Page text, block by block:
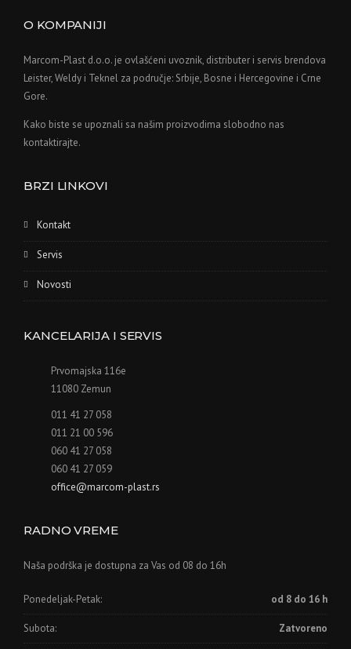
O KOMPANIJI
Marcom-Plast d.o.o. je ovlašćeni uvoznik, distributer i servis brendova
Leister, Weldy i Teknel za područje: Srbije, Bosne i Hercegovine i Crne
Gore.
Kako biste se upoznali sa našim proizvodima slobodno nas
kontaktirajte.
BRZI LINKOVI
Kontakt
Servis
Novosti
KANCELARIJA I SERVIS
Prvomajska 116e
11080 Zemun
011 41 27 058
011 21 00 596
060 41 27 058
060 41 27 059
office@marcom-plast.rs
RADNO VREME
Naša podrška je dostupna za Vas od 08 do 16h
Ponedeljak-Petak: od 8 do 16 h
Subota: Zatvoreno